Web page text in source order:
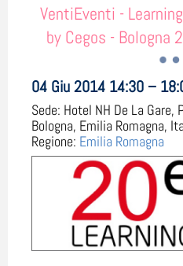
VentiEventi -
by Cegos - Bologna
04 Giu 2014 14:30 –
Sede: Hotel NH De La Gare,
Bologna, Emilia Romagna,
Regione: Emilia Romagna